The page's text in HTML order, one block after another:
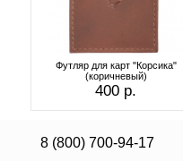
Футляр для карт "Корсика"
(коричневый)
400 р.
8 (800) 700-94-17